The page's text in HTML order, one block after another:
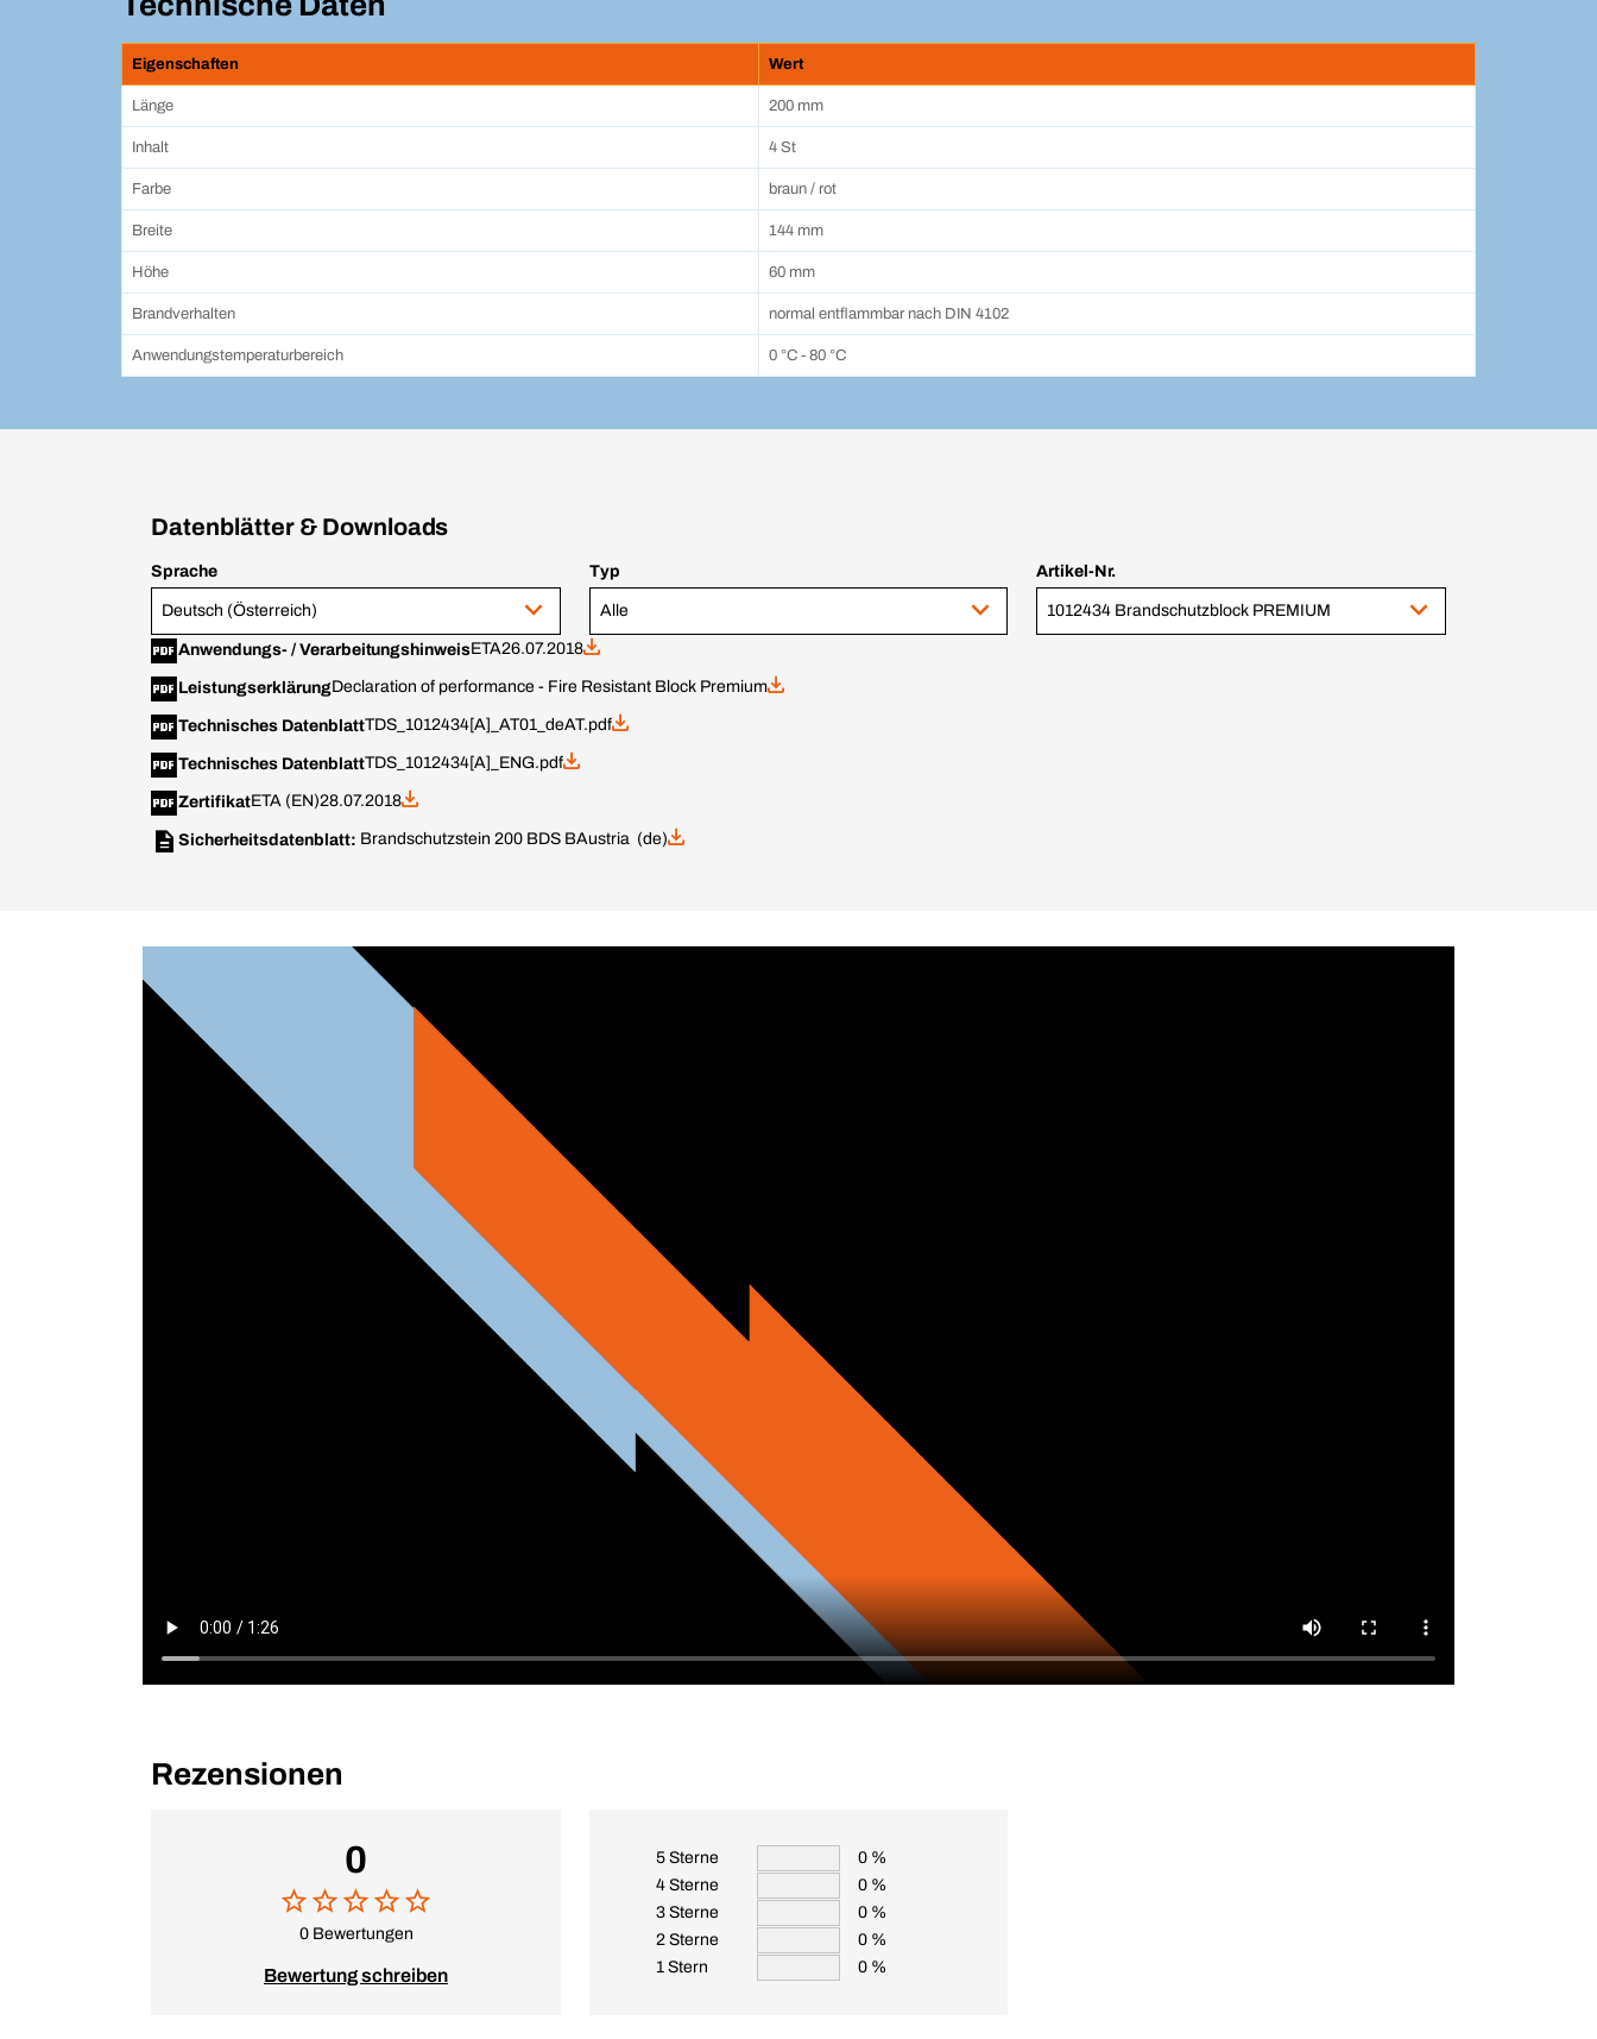
Eigenschaften Wert
Länge 200 mm
Inhalt 4 St
Farbe braun / rot
Breite 144 mm
Höhe 60 mm
Brandverhalten normal entflammbar nach DIN 4102
Anwendungstemperaturbereich 0 °C - 80 °C
Datenblätter & Downloads
Sprache
Deutsch (Österreich)
Typ
Alle
Artikel-Nr.
1012434 Brandschutzblock PREMIUM
Anwendungs- / VerarbeitungshinweisETA26.07.2018
LeistungserklärungDeclaration of performance - Fire Resistant Block Premium
Technisches DatenblattTDS_1012434[A]_AT01_deAT.pdf
Technisches DatenblattTDS_1012434[A]_ENG.pdf
ZertifikatETA (EN)28.07.2018
Sicherheitsdatenblatt: Brandschutzstein 200 BDS BAustria (de)
Rezensionen
0
0 Bewertungen
Bewertung schreiben
5 Sterne
0 %
4 Sterne
0 %
3 Sterne
0 %
2 Sterne
0 %
1 Stern
0 %